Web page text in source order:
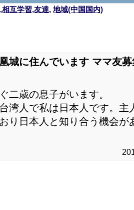
相互学習,友達,地域(中国国内)
城に住んでいます ママ友
二歳の息子がいます。
湾人で私は日本人です。主
り日本人と知り合う機会が